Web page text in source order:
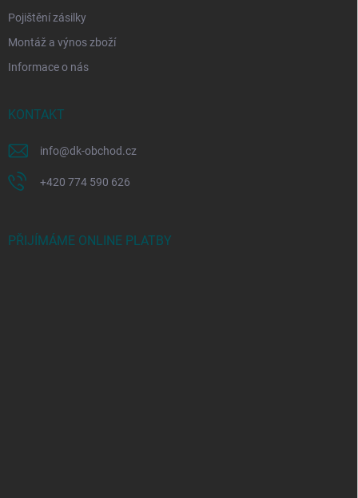
Pojištění zásilky
Montáž a výnos zboží
Informace o nás
KONTAKT
info@dk-obchod.cz
+420 774 590 626
PŘIJÍMÁME ONLINE PLATBY